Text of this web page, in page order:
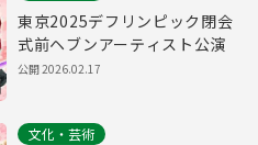
東京2025デフリンピック閉会
式前ヘブンアーティスト公演
公開2026.02.17
文化・芸術